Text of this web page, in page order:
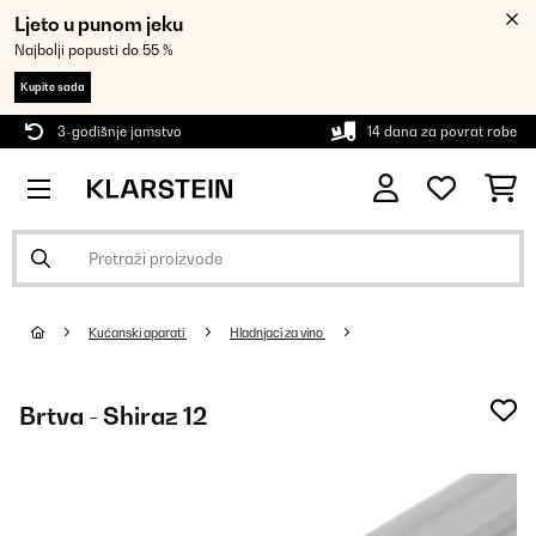
Ljeto u punom jeku
Najbolji popusti do 55 %
Kupite sada
3-godišnje jamstvo 14 dana za povrat robe
Kućanski aparati Hladnjaci za vino
Brtva - Shiraz 12